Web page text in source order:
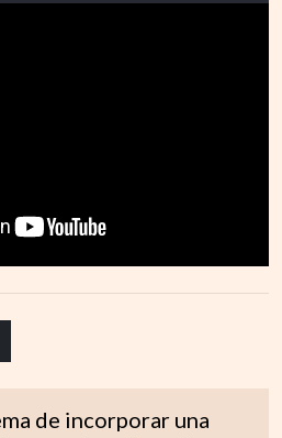
de incorporar una